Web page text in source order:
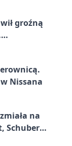
groźną
Nissana
na
Schubert i